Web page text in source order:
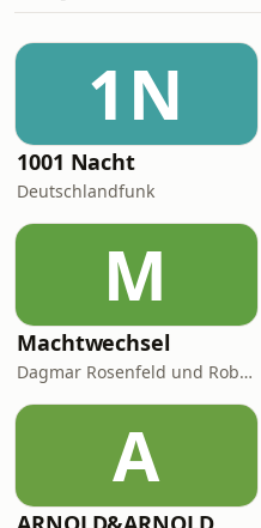
Wissenschaft im
1N
1001 Nacht
Deutschlandfunk
M
Machtwechsel
Dagmar Rosenfeld und Robin Alexander
A